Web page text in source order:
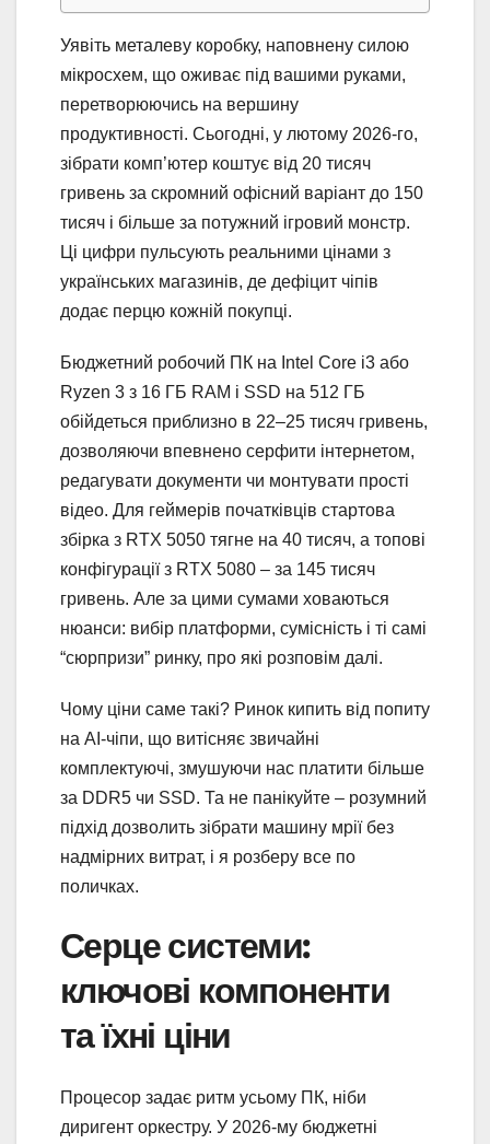
Уявіть металеву коробку, наповнену силою
мікросхем, що оживає під вашими руками,
перетворюючись на вершину
продуктивності. Сьогодні, у лютому 2026-го,
зібрати комп’ютер коштує від 20 тисяч
гривень за скромний офісний варіант до 150
тисяч і більше за потужний ігровий монстр.
Ці цифри пульсують реальними цінами з
українських магазинів, де дефіцит чіпів
додає перцю кожній покупці.
Бюджетний робочий ПК на Intel Core i3 або
Ryzen 3 з 16 ГБ RAM і SSD на 512 ГБ
обійдеться приблизно в 22–25 тисяч гривень,
дозволяючи впевнено серфити інтернетом,
редагувати документи чи монтувати прості
відео. Для геймерів початківців стартова
збірка з RTX 5050 тягне на 40 тисяч, а топові
конфігурації з RTX 5080 – за 145 тисяч
гривень. Але за цими сумами ховаються
нюанси: вибір платформи, сумісність і ті самі
“сюрпризи” ринку, про які розповім далі.
Чому ціни саме такі? Ринок кипить від попиту
на AI-чіпи, що витісняє звичайні
комплектуючі, змушуючи нас платити більше
за DDR5 чи SSD. Та не панікуйте – розумний
підхід дозволить зібрати машину мрії без
надмірних витрат, і я розберу все по
поличках.
Серце системи:
ключові компоненти
та їхні ціни
Процесор задає ритм усьому ПК, ніби
диригент оркестру. У 2026-му бюджетні